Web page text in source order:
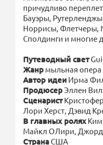
причудливо
Бауэры,
Норрисы, Флетчеры,
Сполдинги и многие
Путеводный свет
Жанр мыльная опера
Автор идеи Ирма
ПродюсерЭллен
Сценарист
Лори Херст, Дэвид
В главных роляхКим
Майкл ОЛири,
Страна США